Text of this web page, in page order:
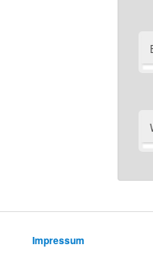
Impressum